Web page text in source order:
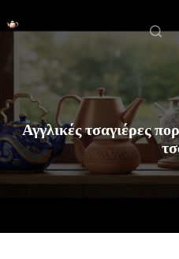
στο
περιεχόμενο
Αγγλικές τσαγιέρες